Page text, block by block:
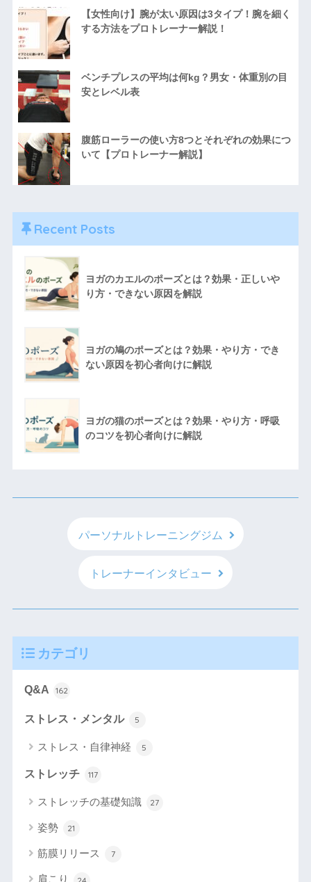
【女性向け】腕が太い原因は3タイプ！腕を細く
する方法をプロトレーナー解説！
ベンチプレスの平均は何kg？男女・体重別の目
安とレベル表
腹筋ローラーの使い方8つとそれぞれの効果につ
いて【プロトレーナー解説】
Recent Posts
ヨガのカエルのポーズとは？効果・正しいや
り方・できない原因を解説
ヨガの鳩のポーズとは？効果・やり方・でき
ない原因を初心者向けに解説
ヨガの猫のポーズとは？効果・やり方・呼吸
のコツを初心者向けに解説
パーソナルトレーニングジム
トレーナーインタビュー
カテゴリ
Q&A 162
ストレス・メンタル 5
ストレス・自律神経 5
ストレッチ 117
ストレッチの基礎知識 27
姿勢 21
筋膜リリース 7
肩こり